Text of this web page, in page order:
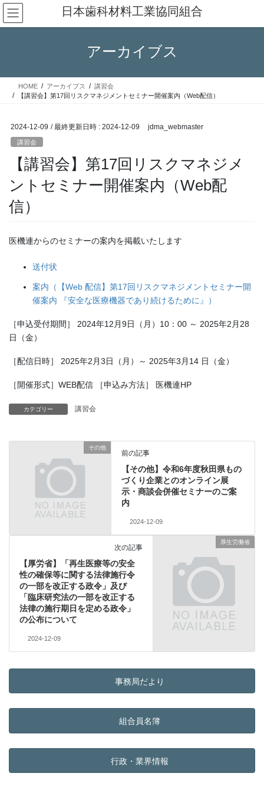
コ
ン
テ
ス
ナ
ビ
ゲ
ン
日本歯科材料工業協同組合
アーカイブス
HOME アーカイブス
講習会
【講習会】第17回リスクマネジメントセミナー開催案内（Web配信）
2024-12-09 / 最終更新日時 : 2024-12-09 jdma_webmaster
講習会
【講習会】第17回リスクマネジメ
ントセミナー開催案内（Web配
信）
医機連からのセミナーの案内を掲載いたします
送付状
案内（【Web 配信】第17回リスクマネジメントセミナー開
催案内 『安全な医療機器であり続けるために』）
［申込受付期間］ 2024年12月9日（月）10：00 ～ 2025年2月28
日（金）
［配信日時］ 2025年2月3日（月）～ 2025年3月14 日（金）
［開催形式］WEB配信 ［申込み方法］ 医機連HP
カテゴリー 講習会
その他
前の記事
【その他】令和6年度秋田県もの
づくり企業とのオンライン展
示・商談会併催セミナーのご案
内
2024-12-09
厚生労働省
次の記事
【厚労省】「再生医療等の安全
性の確保等に関する法律施行令
の一部を改正する政令」及び
「臨床研究法の一部を改正する
法律の施行期日を定める政令」
の公布について
2024-12-09
事務局だより
組合員名簿
行政・業界情報